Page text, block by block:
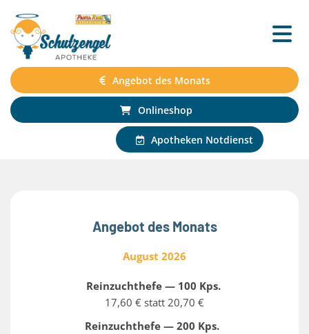
Angebot des Monats
Onlineshop
Apotheken Notdienst
Angebot des Monats
August 2026
Reinzuchthefe — 100 Kps.
17,60 € statt 20,70 €
Reinzuchthefe — 200 Kps.